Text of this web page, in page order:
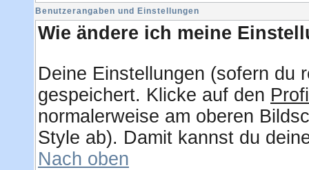
Benutzerangaben und Einstellungen
Wie ändere ich meine
Deine Einstellungen (sofern du
gespeichert. Klicke auf den
normalerweise am oberen
Style ab). Damit kannst du
Nach oben